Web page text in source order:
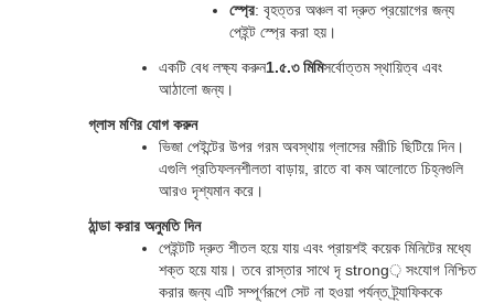
স্প্রে: বৃহত্তর অঞ্চল বা দ্রুত প্রয়োগের জন্য
পেইন্ট স্প্রে করা হয়।
একটি বেধ লক্ষ্য করুন1.৫.৩ মিমিসর্বোত্তম স্থায়িত্ব এবং
আঠালো জন্য।
গ্লাস মণির যোগ করুন
ভিজা পেইন্টের উপর গরম অবস্থায় গ্লাসের মরীচি ছিটিয়ে দিন।
এগুলি প্রতিফলনশীলতা বাড়ায়, রাতে বা কম আলোতে চিহ্নগুলি
আরও দৃশ্যমান করে।
ঠান্ডা করার অনুমতি দিন
পেইন্টটি দ্রুত শীতল হয়ে যায় এবং প্রায়শই কয়েক মিনিটের মধ্যে
শক্ত হয়ে যায়। তবে রাস্তার সাথে দৃ strong় সংযোগ নিশ্চিত
করার জন্য এটি সম্পূর্ণরূপে সেট না হওয়া পর্যন্ত ট্র্যাফিককে